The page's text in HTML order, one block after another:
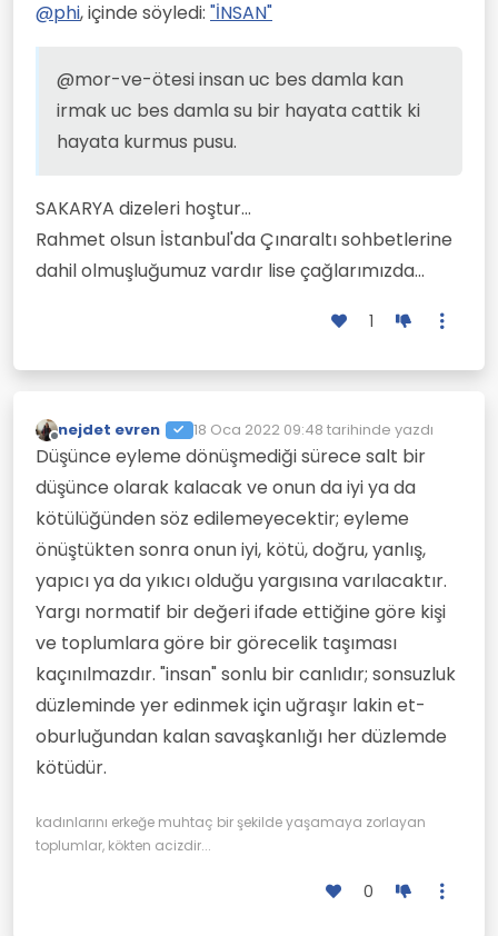
@phi, içinde söyledi: "İNSAN"
@mor-ve-ötesi insan uc bes damla kan
irmak uc bes damla su bir hayata cattik ki
hayata kurmus pusu.
SAKARYA dizeleri hoştur...
Rahmet olsun İstanbul'da Çınaraltı sohbetlerine
dahil olmuşluğumuz vardır lise çağlarımızda...
1
Çevrimdışı
nejdet evren 18 Oca 2022 09:48 tarihinde yazdı
Son düzenleyen:
Düşünce eyleme dönüşmediği sürece salt bir
düşünce olarak kalacak ve onun da iyi ya da
kötülüğünden söz edilemeyecektir; eyleme
önüştükten sonra onun iyi, kötü, doğru, yanlış,
yapıcı ya da yıkıcı olduğu yargısına varılacaktır.
Yargı normatif bir değeri ifade ettiğine göre kişi
ve toplumlara göre bir görecelik taşıması
kaçınılmazdır. "insan" sonlu bir canlıdır; sonsuzluk
düzleminde yer edinmek için uğraşır lakin et-
oburluğundan kalan savaşkanlığı her düzlemde
kötüdür.
kadınlarını erkeğe muhtaç bir şekilde yaşamaya zorlayan
toplumlar, kökten acizdir...
0